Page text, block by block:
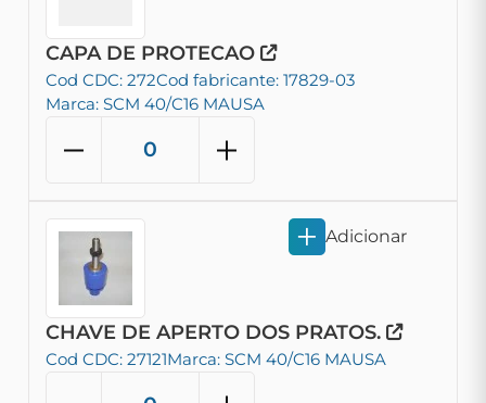
CAPA DE PROTECAO
Cod CDC: 272Cod fabricante: 17829-03
Marca: SCM 40/C16 MAUSA
CHAVE DE APERTO DOS PRATOS.
Cod CDC: 27121Marca: SCM 40/C16 MAUSA
Adicionar